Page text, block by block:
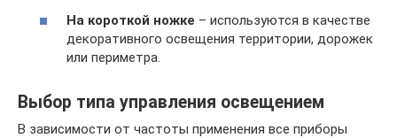
На короткой ножке – используются в качестве
декоративного освещения территории, дорожек
или периметра.
Выбор типа управления освещением
В зависимости от частоты применения все приборы